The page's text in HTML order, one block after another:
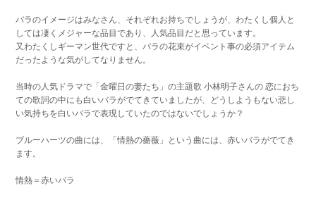
バラのイメージはみなさん、それぞれお持ちでしょうが、わたくし個人と
しては凄くメジャーな品目であり、人気品目だと思っています。
又わたくしギーマン世代ですと、バラの花束がイベント事の必須アイテム
だったような気がしてなりません。
当時の人気ドラマで「金曜日の妻たち」の主題歌 小林明子さんの 恋におち
ての歌詞の中にも白いバラがでてきていましたが、どうしようもない悲し
い気持ちを白いバラで表現していたのではないでしょうか？
ブルーハーツの曲には、「情熱の薔薇」という曲には、赤いバラがでてき
ます。
情熱＝赤いバラ